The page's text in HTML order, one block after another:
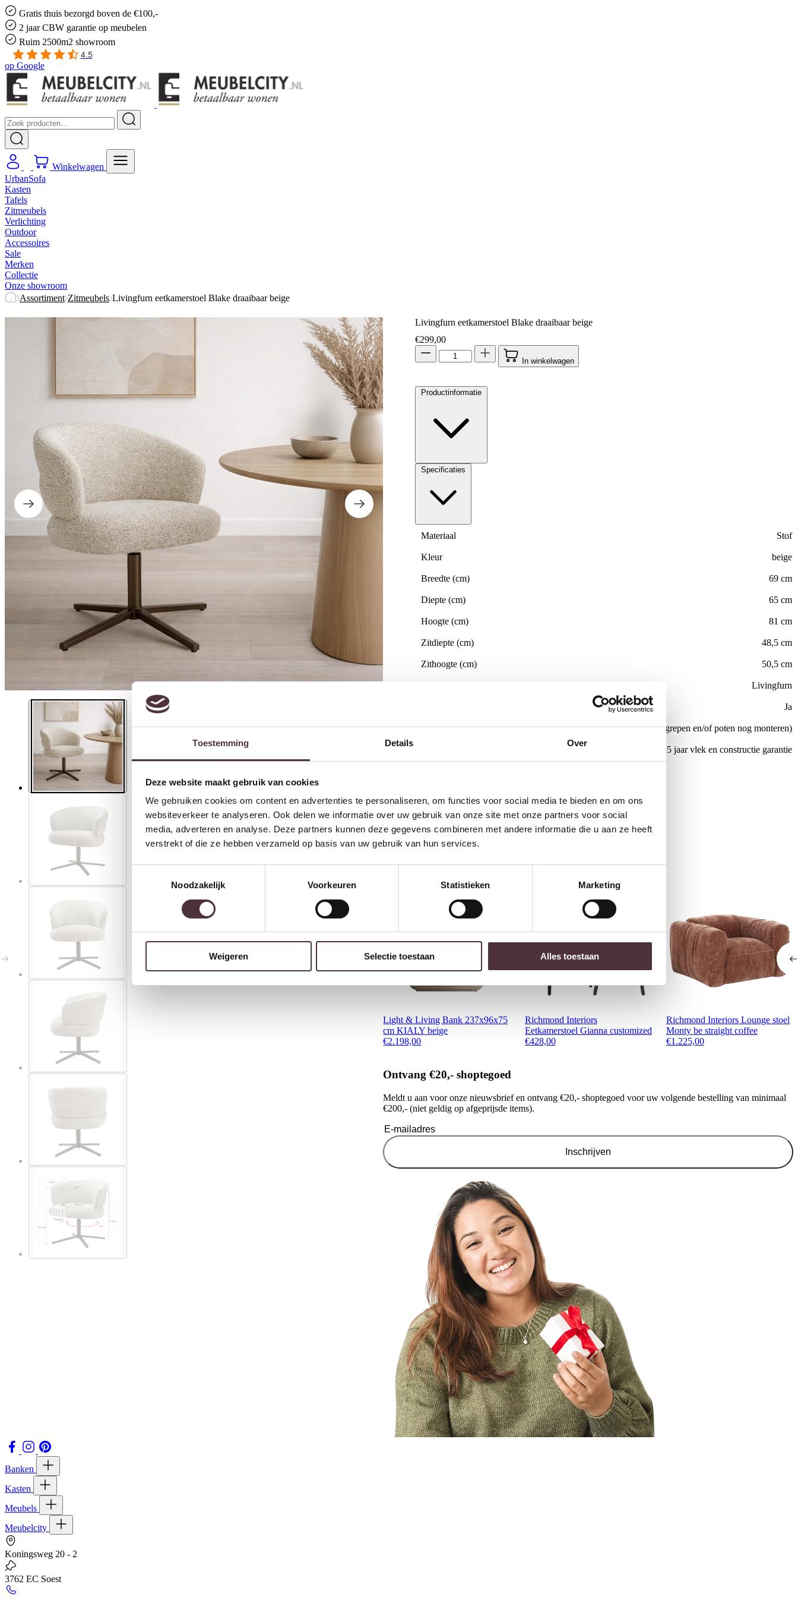
Toestemming Details Over
Deze website maakt gebruik van cookies
We gebruiken cookies om content en advertenties te personaliseren, om functies voor social media te bieden en om ons
websiteverkeer te analyseren. Ook delen we informatie over uw gebruik van onze site met onze partners voor social
media, adverteren en analyse. Deze partners kunnen deze gegevens combineren met andere informatie die u aan ze heeft
verstrekt of die ze hebben verzameld op basis van uw gebruik van hun services.
Noodzakelijk
Voorkeuren Statistieken Marketing
Weigeren Selectie toestaan Alles toestaan
Gratis thuis bezorgd boven de €100,-
2 jaar CBW garantie op meubelen
Ruim 2500m2 showroom
4.5
op Google
Winkelwagen
UrbanSofa
Kasten
Tafels
Zitmeubels
Verlichting
Outdoor
Accessoires
Sale
Merken
Collectie
Onze showroom
Assortiment Zitmeubels Livingfurn eetkamerstoel Blake draaibaar beige
Livingfurn eetkamerstoel Blake draaibaar beige
€299,00
In winkelwagen
Productinformatie
Specificaties
Materiaal Stof
Kleur beige
Breedte (cm) 69 cm
Diepte (cm) 65 cm
Hoogte (cm) 81 cm
Zitdiepte (cm) 48,5 cm
Zithoogte (cm) 50,5 cm
Livingfurn
Ja
Gemonteerd geleverd Nee (handgrepen en/of poten nog monteren)
All in house Just enjoy 5 jaar vlek en constructie garantie
2 jaar CBWgarantieop meubelen
Ruim2500m2 showroom
Interessant voor jou
Light & Living Bank 237x96x75
cm KIALY beige
€2.198,00
Richmond Interiors
Eetkamerstoel Gianna customized
€428,00
Richmond Interiors Lounge stoel
Monty be straight coffee
€1.225,00
Ontvang €20,- shoptegoed
Meldt u aan voor onze nieuwsbrief en ontvang €20,- shoptegoed voor uw volgende bestelling van minimaal
€200,- (niet geldig op afgeprijsde items).
Inschrijven
Banken
Kasten
Meubels
Meubelcity
Koningsweg 20 - 2
3762 EC Soest